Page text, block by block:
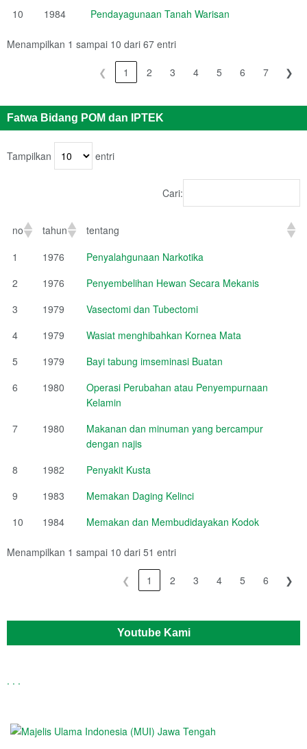
10
1984 Pendayagunaan Tanah Warisan
Menampilkan 1 sampai 10 dari 67 entri
❮ 1 2 3 4 5 6 7 ❯
Fatwa Bidang POM dan IPTEK
Tampilkan entri
Cari:
no tahun
tentang
1
1976
Penyalahgunaan Narkotika
2
1976
Penyembelihan Hewan Secara Mekanis
3
1979
Vasectomi dan Tubectomi
4
1979
Wasiat menghibahkan Kornea Mata
5
1979
Bayi tabung imseminasi Buatan
6
1980
Operasi Perubahan atau Penyempurnaan
Kelamin
7
1980
Makanan dan minuman yang bercampur
dengan najis
8
1982
Penyakit Kusta
9
1983
Memakan Daging Kelinci
10
1984 Memakan dan Membudidayakan Kodok
Menampilkan 1 sampai 10 dari 51 entri
❮ 1 2 3 4 5 6 ❯
Youtube Kami
. . .